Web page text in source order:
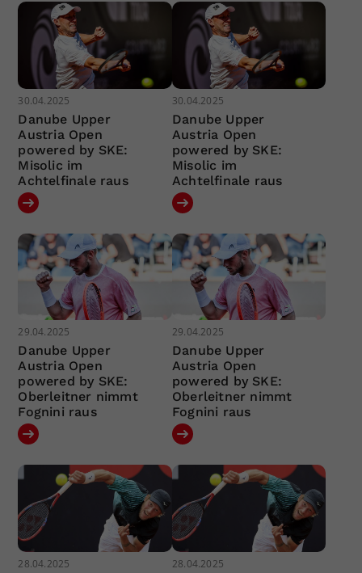
30.04.2025
Danube Upper
Austria Open
powered by SKE:
Misolic im
Achtelfinale raus
30.04.2025
Danube Upper
Austria Open
powered by SKE:
Misolic im
Achtelfinale raus
29.04.2025
Danube Upper
Austria Open
powered by SKE:
Oberleitner nimmt
Fognini raus
29.04.2025
Danube Upper
Austria Open
powered by SKE:
Oberleitner nimmt
Fognini raus
28.04.2025 28.04.2025